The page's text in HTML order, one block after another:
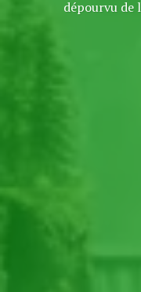
dépourvu de